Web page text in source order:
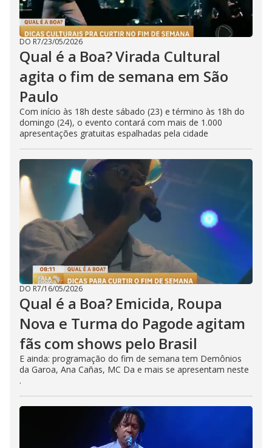
DO R7/23/05/2026
Qual é a Boa? Virada Cultural
agita o fim de semana em São
Paulo
Com início às 18h deste sábado (23) e término às 18h do
domingo (24), o evento contará com mais de 1.000
apresentações gratuitas espalhadas pela cidade
DO R7/16/05/2026
Qual é a Boa? Emicida, Roupa
Nova e Turma do Pagode agitam
fãs com shows pelo Brasil
E ainda: programação do fim de semana tem Demônios
da Garoa, Ana Cañas, MC Da e mais se apresentam neste
.